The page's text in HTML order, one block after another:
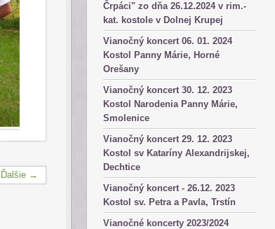
Črpáci" zo dňa 26.12.2024 v rim.-
kat. kostole v Dolnej Krupej
Vianočný koncert 06. 01. 2024
Kostol Panny Márie, Horné
Orešany
Vianočný koncert 30. 12. 2023
Kostol Narodenia Panny Márie,
Smolenice
Vianočný koncert 29. 12. 2023
Kostol sv Kataríny Alexandrijskej,
Dechtice
Vianočný koncert - 26.12. 2023
Kostol sv. Petra a Pavla, Trstín
Vianočné koncerty 2023/2024
Ďalšie →